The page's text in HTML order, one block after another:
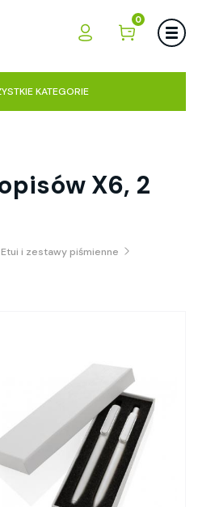
0
KATEGORIE
X6, 2
Etui i zestawy piśmienne